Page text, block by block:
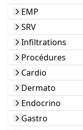
EMP
SRV
Infiltrations
Procédures
Cardio
Dermato
Endocrino
Gastro